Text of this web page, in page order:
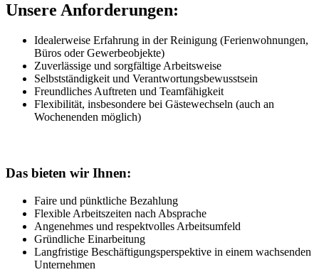
Unsere Anforderungen:
Idealerweise Erfahrung in der Reinigung (Ferienwohnungen,
Büros oder Gewerbeobjekte)
Zuverlässige und sorgfältige Arbeitsweise
Selbstständigkeit und Verantwortungsbewusstsein
Freundliches Auftreten und Teamfähigkeit
Flexibilität, insbesondere bei Gästewechseln (auch an
Wochenenden möglich)
Das bieten wir Ihnen:
Faire und pünktliche Bezahlung
Flexible Arbeitszeiten nach Absprache
Angenehmes und respektvolles Arbeitsumfeld
Gründliche Einarbeitung
Langfristige Beschäftigungsperspektive in einem wachsenden
Unternehmen